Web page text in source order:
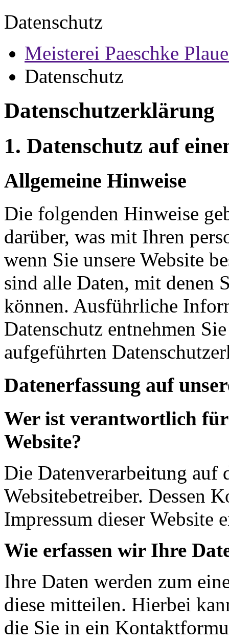
Datenschutz
Meisterei Paeschke
Datenschutz
Datenschutzerklärung
1. Datenschutz auf
Allgemeine Hinweise
Die folgenden Hinweise
darüber, was mit Ihren
wenn Sie unsere Website
sind alle Daten, mit denen
können. Ausführliche
Datenschutz entnehmen
aufgeführten
Datenerfassung auf
Wer ist verantwortlich für
Website?
Die Datenverarbeitung auf
Websitebetreiber. Dessen
Impressum dieser Website
Wie erfassen wir Ihre
Ihre Daten werden zum
diese mitteilen. Hierbei
die Sie in ein